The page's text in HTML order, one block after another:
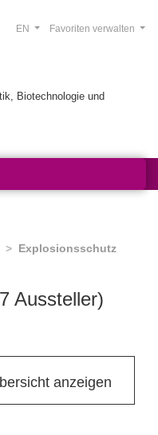
Biotechnologie und
Favoriten verwalten
EN
Explosionsschutz
Aussteller)
anzeigen